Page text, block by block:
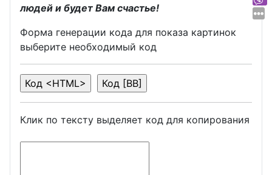
людей и будет Вам счастье!
Форма генерации кода для показа картинок
выберите необходимый код
Клик по тексту выделяет код для копирования